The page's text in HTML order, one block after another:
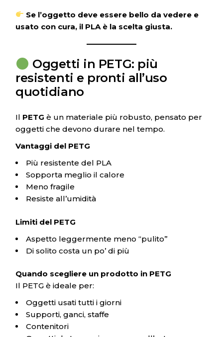
Se l’oggetto deve essere bello da vedere e
usato con cura, il PLA è la scelta giusta.
Oggetti in PETG: più
resistenti e pronti all’uso
quotidiano
Il PETG è un materiale più robusto, pensato per
oggetti che devono durare nel tempo.
Vantaggi del PETG
Più resistente del PLA
Sopporta meglio il calore
Meno fragile
Resiste all’umidità
Limiti del PETG
Aspetto leggermente meno “pulito”
Di solito costa un po’ di più
Quando scegliere un prodotto in PETG
Il PETG è ideale per:
Oggetti usati tutti i giorni
Supporti, ganci, staffe
Contenitori